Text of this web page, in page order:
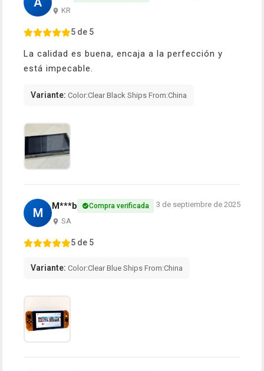
KR
5 de 5
La calidad es buena, encaja a la perfección y
está impecable.
Variante: Color:Clear Black Ships From:China
M M***b Compra verificada
SA
3 de septiembre de 2025
5 de 5
Variante: Color:Clear Blue Ships From:China